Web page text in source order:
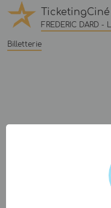
TicketingCiné
FREDERIC DARD -
Billetterie